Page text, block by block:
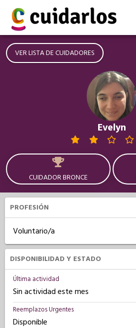
VER LISTA DE CUIDADORES
Evelyn
CUIDADOR BRONCE
PROFESIÓN
Voluntario/a
DISPONIBILIDAD Y ESTADO
Última actividad
Sin actividad este mes
Reemplazos Urgentes
Disponible